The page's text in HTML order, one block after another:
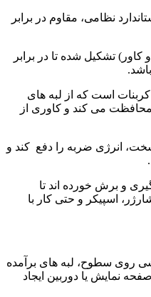
نظامی، مقاوم در برابر
و کاور) تشکیل شده تا در برابر
است که از لبه های
می کند و کاوری از
انرژی ضربه را دفع کند و
و برش خورده اند تا
اسپیکر و حتی کار با
روی سطوح، لبه های برآمده
نمایش یا دوربین ایجاد